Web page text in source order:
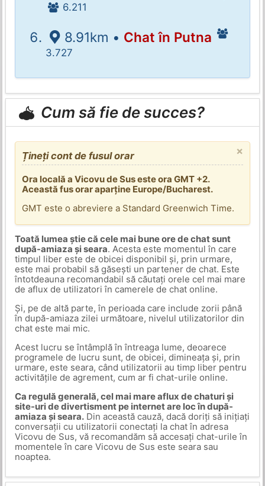
6.211
8.91km • Chat în Putna
3.727
Cum să fie de succes?
×
Țineți cont de fusul orar
Ora locală a Vicovu de Sus este ora GMT +2.
Această fus orar aparține Europe/Bucharest.
GMT este o abreviere a Standard Greenwich Time.
Toată lumea știe că cele mai bune ore de chat sunt
după-amiaza și seara. Acesta este momentul în care
timpul liber este de obicei disponibil și, prin urmare,
este mai probabil să găsești un partener de chat. Este
întotdeauna recomandabil să căutați orele cel mai mare
de aflux de utilizatori în camerele de chat online.
Și, pe de altă parte, în perioada care include zorii până
în după-amiaza zilei următoare, nivelul utilizatorilor din
chat este mai mic.
Acest lucru se întâmplă în întreaga lume, deoarece
programele de lucru sunt, de obicei, dimineața și, prin
urmare, este seara, când utilizatorii au timp liber pentru
activitățile de agrement, cum ar fi chat-urile online.
Ca regulă generală, cel mai mare aflux de chaturi și
site-uri de divertisment pe internet are loc în după-
amiaza și seara.Din această cauză, dacă doriți să inițiați
conversații cu utilizatorii conectați la chat în adresa
Vicovu de Sus, vă recomandăm să accesați chat-urile în
momentele în care Vicovu de Sus este seara sau
noaptea.